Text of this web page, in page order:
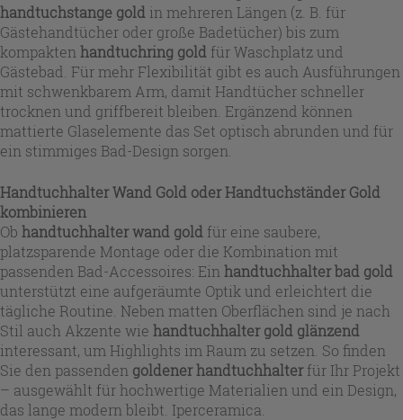
handtuchstange gold in mehreren Längen (z. B. für
Gästehandtücher oder große Badetücher) bis zum
kompakten handtuchring gold für Waschplatz und
Gästebad. Für mehr Flexibilität gibt es auch Ausführungen
mit schwenkbarem Arm, damit Handtücher schneller
trocknen und griffbereit bleiben. Ergänzend können
mattierte Glaselemente das Set optisch abrunden und für
ein stimmiges Bad-Design sorgen.
Handtuchhalter Wand Gold oder Handtuchständer Gold
kombinieren
Ob handtuchhalter wand gold für eine saubere,
platzsparende Montage oder die Kombination mit
passenden Bad-Accessoires: Ein handtuchhalter bad gold
unterstützt eine aufgeräumte Optik und erleichtert die
tägliche Routine. Neben matten Oberflächen sind je nach
Stil auch Akzente wie handtuchhalter gold glänzend
interessant, um Highlights im Raum zu setzen. So finden
Sie den passenden goldener handtuchhalterfür Ihr Projekt
– ausgewählt für hochwertige Materialien und ein Design,
das lange modern bleibt. Iperceramica.